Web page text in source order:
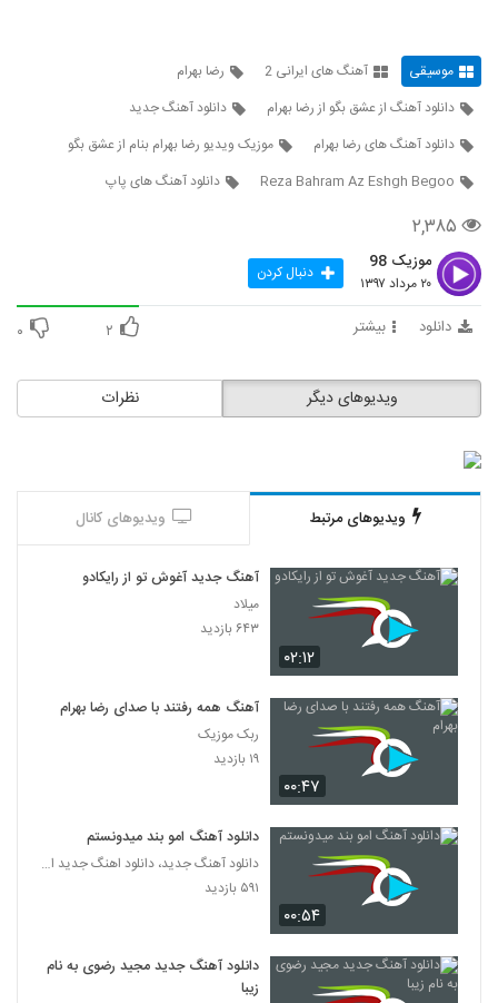
دانلود آهنگ جدید و زیبای صابر هاشمی با نام
چیکار کنم
موزیک زیبای حالمو نمیفهمه از عماد طالب زاده
25
آهنگ دیدار از دنگ شو(پاپ)
۶۹۷ بازدید
۱,۲۷۹ بازدید
28
Ali Arshadi Havadar
۵۶۲ بازدید
آهنگ دل کش از حسین توکلی(پاپ)
31
دانلود آهنگ حسین توکلی یه فکری کن برام
دانلود آهنگ کار دادی دستم از پازل بند
۱,۷۵۱ بازدید
حسین توکلی آهنگ سرت چی اومده
موسیقی آهنگ های ایرانی 2
رضا بهرام
دانلود آهنگ از عشق بگو از رضا بهرام
دانلود آهنگ جدید
دانلود آهنگ های رضا بهرام
موزیک ویدیو رضا بهرام بنام از عشق بگو
Reza Bahram Az Eshgh Begoo
دانلود آهنگ های پاپ
۲,۳۸۵
موزیک 98
۲۰ مرداد ۱۳۹۷ دنبال کردن
دانلود بیشتر ۲ ۰
نظرات ویدیوهای دیگر
ویدیوهای مرتبط ویدیوهای کانال
۰۲:۱۲
آهنگ جدید آغوش تو از رایکادو
میلاد
۶۴۳ بازدید
۰۰:۴۷
آهنگ همه رفتند با صدای رضا بهرام
ربک موزیک
۱۹ بازدید
۰۰:۵۴
دانلود آهنگ امو بند میدونستم
دانلود آهنگ جدید، دانلود اهنگ جدید ایرانی
۵۹۱ بازدید
دانلود آهنگ جدید مجید رضوی به نام
زیبا